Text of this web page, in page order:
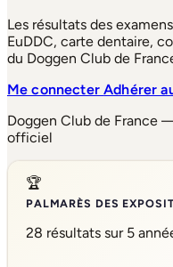
Les résultats des
EuDDC, carte dentaire,
du Doggen Club de
Me connecterAdhérer
Doggen Club de France
officiel
🏆
PALMARÈS DES
28 résultats sur 5